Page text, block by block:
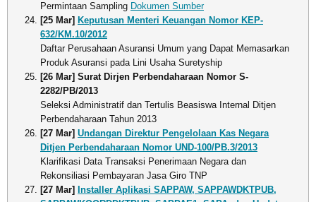
Permintaan Sampling Dokumen Sumber
[25 Mar] Keputusan Menteri Keuangan Nomor KEP-
632/KM.10/2012
Daftar Perusahaan Asuransi Umum yang Dapat Memasarkan
Produk Asuransi pada Lini Usaha Suretyship
[26 Mar] Surat Dirjen Perbendaharaan Nomor S-
2282/PB/2013
Seleksi Administratif dan Tertulis Beasiswa Internal Ditjen
Perbendaharaan Tahun 2013
[27 Mar] Undangan Direktur Pengelolaan Kas Negara
Ditjen Perbendaharaan Nomor UND-100/PB.3/2013
Klarifikasi Data Transaksi Penerimaan Negara dan
Rekonsiliasi Pembayaran Jasa Giro TNP
[27 Mar]
Installer Aplikasi SAPPAW, SAPPAWDKTPUB,